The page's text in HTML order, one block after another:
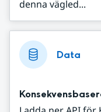
denna vägled...
Data